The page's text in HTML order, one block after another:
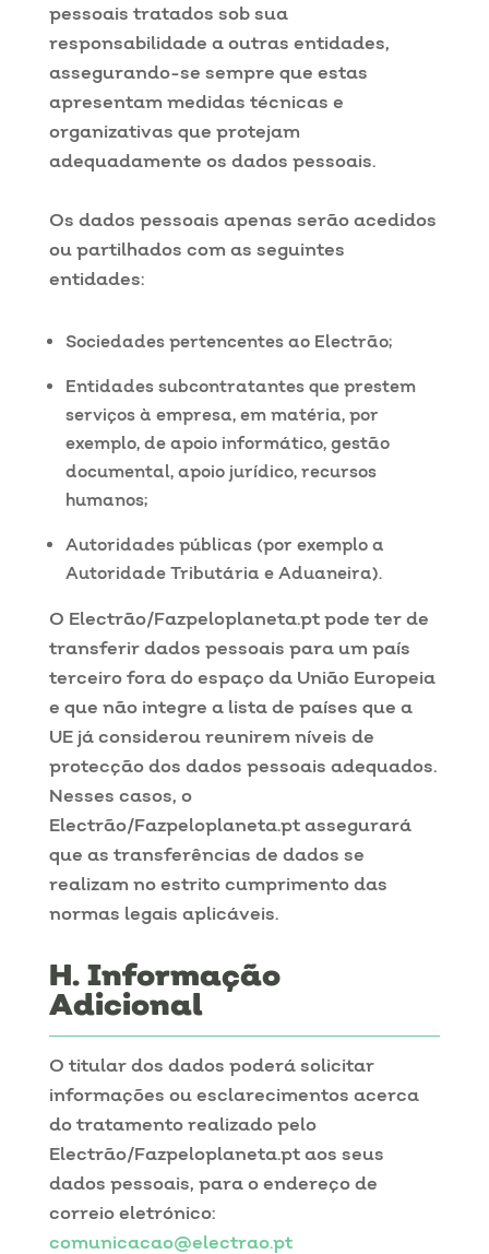
pessoais tratados sob sua
responsabilidade a outras entidades,
assegurando-se sempre que estas
apresentam medidas técnicas e
organizativas que protejam
adequadamente os dados pessoais.
Os dados pessoais apenas serão acedidos
ou partilhados com as seguintes
entidades:
Sociedades pertencentes ao Electrão;
Entidades subcontratantes que prestem
serviços à empresa, em matéria, por
exemplo, de apoio informático, gestão
documental, apoio jurídico, recursos
humanos;
Autoridades públicas (por exemplo a
Autoridade Tributária e Aduaneira).
O Electrão/Fazpeloplaneta.pt pode ter de
transferir dados pessoais para um país
terceiro fora do espaço da União Europeia
e que não integre a lista de países que a
UE já considerou reunirem níveis de
protecção dos dados pessoais adequados.
Nesses casos, o
Electrão/Fazpeloplaneta.pt assegurará
que as transferências de dados se
realizam no estrito cumprimento das
normas legais aplicáveis.
Informação
Adicional
O titular dos dados poderá solicitar
informações ou esclarecimentos acerca
do tratamento realizado pelo
Electrão/Fazpeloplaneta.pt aos seus
dados pessoais, para o endereço de
correio eletrónico:
comunicacao@electrao.pt